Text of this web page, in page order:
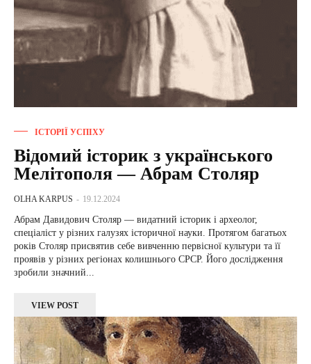
ІСТОРІЇ УСПІХУ
Відомий історик з українського
Мелітополя — Абрам Столяр
OLHA KARPUS - 19.12.2024
Абрам Давидович Столяр — видатний історик і археолог,
спеціаліст у різних галузях історичної науки. Протягом багатьох
років Столяр присвятив себе вивченню первісної культури та її
проявів у різних регіонах колишнього СРСР. Його дослідження
зробили значний...
VIEW POST